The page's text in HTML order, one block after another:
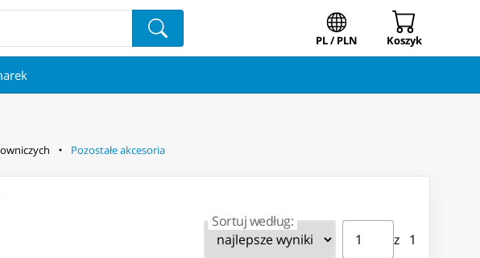
PL / PLN Koszyk
Pozostałe akcesoria
Sortuj według: Strona ⁨1⁩ z ⁨1⁩
z ⁨1⁩
Przejdź do strony